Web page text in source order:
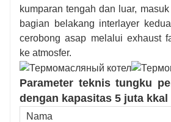
kumparan tengah dan luar,
bagian belakang interlayer
cerobong asap melalui exhaust
ke atmosfer.
Parameter teknis tungku
dengan kapasitas 5 juta kkal
Nama